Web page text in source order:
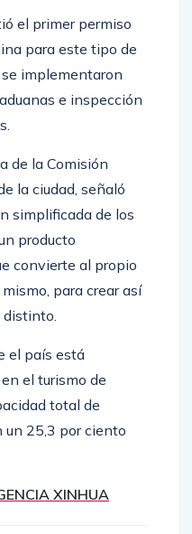
el primer permiso
para este tipo de
implementaron
e inspección
de la Comisión
la ciudad, señaló
simplificada de los
producto
convierte al propio
para crear así
distinto.
el país está
el turismo de
total de
un 25,3 por ciento
XINHUA